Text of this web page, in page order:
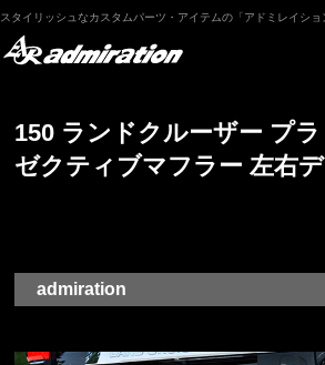
スタイリッシュなカスタムパーツ・アイテムの「アドミレイショ
150 ランドクルーザー プ
ゼクティブマフラー 左右
admiration